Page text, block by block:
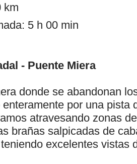
km
5 h 00 min
- Puente Miera
donde se abandonan
por una pista
atravesando zonas
brañas salpicadas de
excelentes vistas